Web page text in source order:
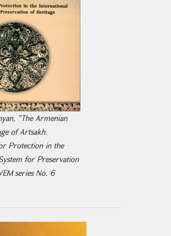
"The Armenian
of Artsakh.
Protection in the
for Preservation
series No. 6